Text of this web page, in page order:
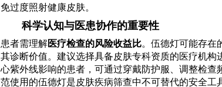
免过度照射健康皮肤。
科学认知与医患协作的重要性
患者需理解医疗检查的风险收益比。伍德灯可能存在
其诊断价值。建议选择具备皮肤专科资质的医疗机
心紫外线影响的患者，可通过穿戴防护服、调整检
范使用的伍德灯是皮肤疾病筛查中不可替代的安全工